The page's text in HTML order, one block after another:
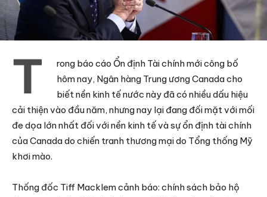
T
rong báo cáo Ổn định Tài chính mới công bố
hôm nay, Ngân hàng Trung ương Canada cho
biết nền kinh tế nước này đã có nhiều dấu hiệu
cải thiện vào đầu năm, nhưng nay lại đang đối mặt với mối
đe dọa lớn nhất đối với nền kinh tế và sự ổn định tài chính
của Canada do chiến tranh thương mại do Tổng thống Mỹ
khơi mào.
Thống đốc Tiff Macklem cảnh báo: chính sách bảo hộ